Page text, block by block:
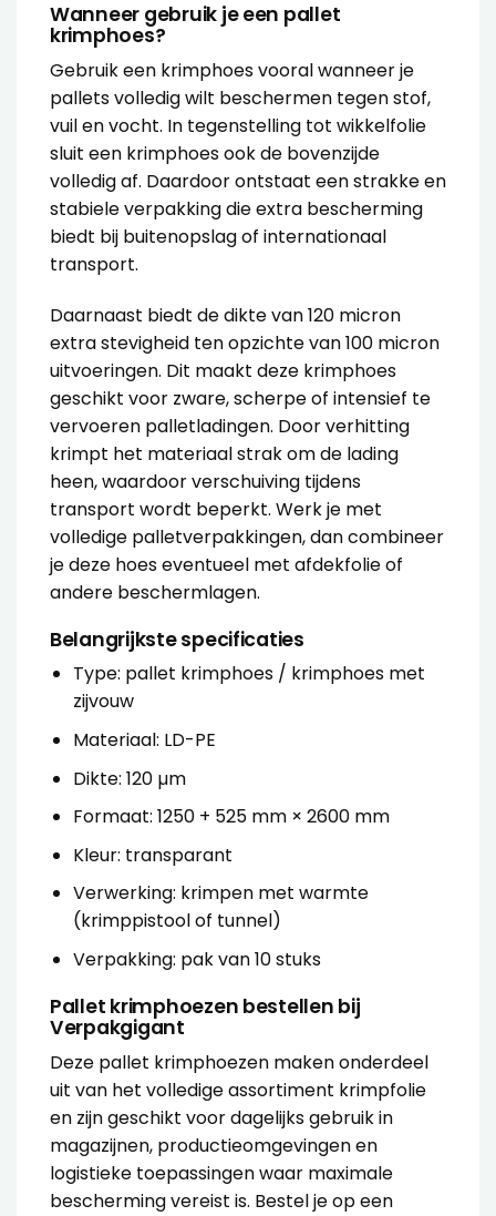
Wanneer gebruik je een pallet
krimphoes?
Gebruik een krimphoes vooral wanneer je
pallets volledig wilt beschermen tegen stof,
vuil en vocht. In tegenstelling tot wikkelfolie
sluit een krimphoes ook de bovenzijde
volledig af. Daardoor ontstaat een strakke en
stabiele verpakking die extra bescherming
biedt bij buitenopslag of internationaal
transport.
Daarnaast biedt de dikte van 120 micron
extra stevigheid ten opzichte van 100 micron
uitvoeringen. Dit maakt deze krimphoes
geschikt voor zware, scherpe of intensief te
vervoeren palletladingen. Door verhitting
krimpt het materiaal strak om de lading
heen, waardoor verschuiving tijdens
transport wordt beperkt. Werk je met
volledige palletverpakkingen, dan combineer
je deze hoes eventueel met afdekfolieof
andere beschermlagen.
Belangrijkste specificaties
Type: pallet krimphoes / krimphoes met
zijvouw
Materiaal: LD-PE
Dikte: 120 µm
Formaat: 1250 + 525 mm × 2600 mm
Kleur: transparant
Verwerking: krimpen met warmte
(krimppistool of tunnel)
Verpakking: pak van 10 stuks
Pallet krimphoezen bestellen bij
Verpakgigant
Deze pallet krimphoezen maken onderdeel
uit van het volledige assortiment krimpfolie
en zijn geschikt voor dagelijks gebruik in
magazijnen, productieomgevingen en
logistieke toepassingen waar maximale
bescherming vereist is. Bestel je op een